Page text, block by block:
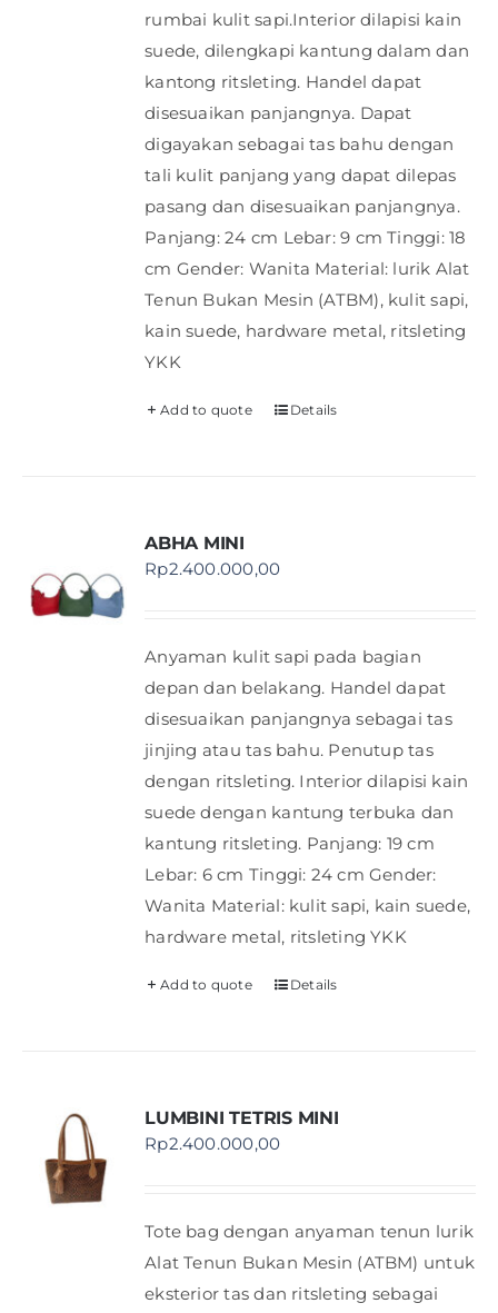
rumbai kulit sapi.Interior dilapisi kain
suede, dilengkapi kantung dalam dan
kantong ritsleting. Handel dapat
disesuaikan panjangnya. Dapat
digayakan sebagai tas bahu dengan
tali kulit panjang yang dapat dilepas
pasang dan disesuaikan panjangnya.
Panjang: 24 cm Lebar: 9 cm Tinggi: 18
cm Gender: Wanita Material: lurik Alat
Tenun Bukan Mesin (ATBM), kulit sapi,
kain suede, hardware metal, ritsleting
YKK
Add to quote Details
ABHA MINI
Rp2.400.000,00
Anyaman kulit sapi pada bagian
depan dan belakang. Handel dapat
disesuaikan panjangnya sebagai tas
jinjing atau tas bahu. Penutup tas
dengan ritsleting. Interior dilapisi kain
suede dengan kantung terbuka dan
kantung ritsleting. Panjang: 19 cm
Lebar: 6 cm Tinggi: 24 cm Gender:
Wanita Material: kulit sapi, kain suede,
hardware metal, ritsleting YKK
Add to quote Details
LUMBINI TETRIS MINI
Rp2.400.000,00
Tote bag dengan anyaman tenun lurik
Alat Tenun Bukan Mesin (ATBM) untuk
eksterior tas dan ritsleting sebagai